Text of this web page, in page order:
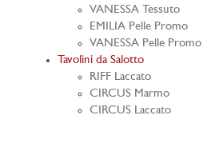
VANESSA Tessuto
EMILIA Pelle Promo
VANESSA Pelle Promo
Tavolini da Salotto
RIFF Laccato
CIRCUS Marmo
CIRCUS Laccato